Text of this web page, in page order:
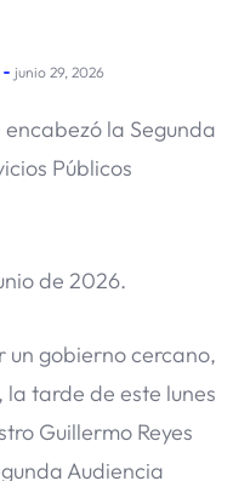
junio 29, 2026
la Segunda
Públicos
de 2026.
un gobierno cercano,
tarde de este lunes
Guillermo Reyes
Audiencia